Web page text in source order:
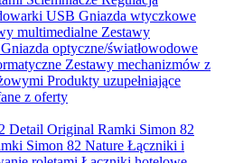
USB Gniazda wtyczkowe
multimedialne Zestawy
Gniazda optyczne/światłowodowe
Zestawy mechanizmów z
Produkty uzupełniające
z oferty
Detail Original Ramki Simon 82
Simon 82 Nature Łączniki i